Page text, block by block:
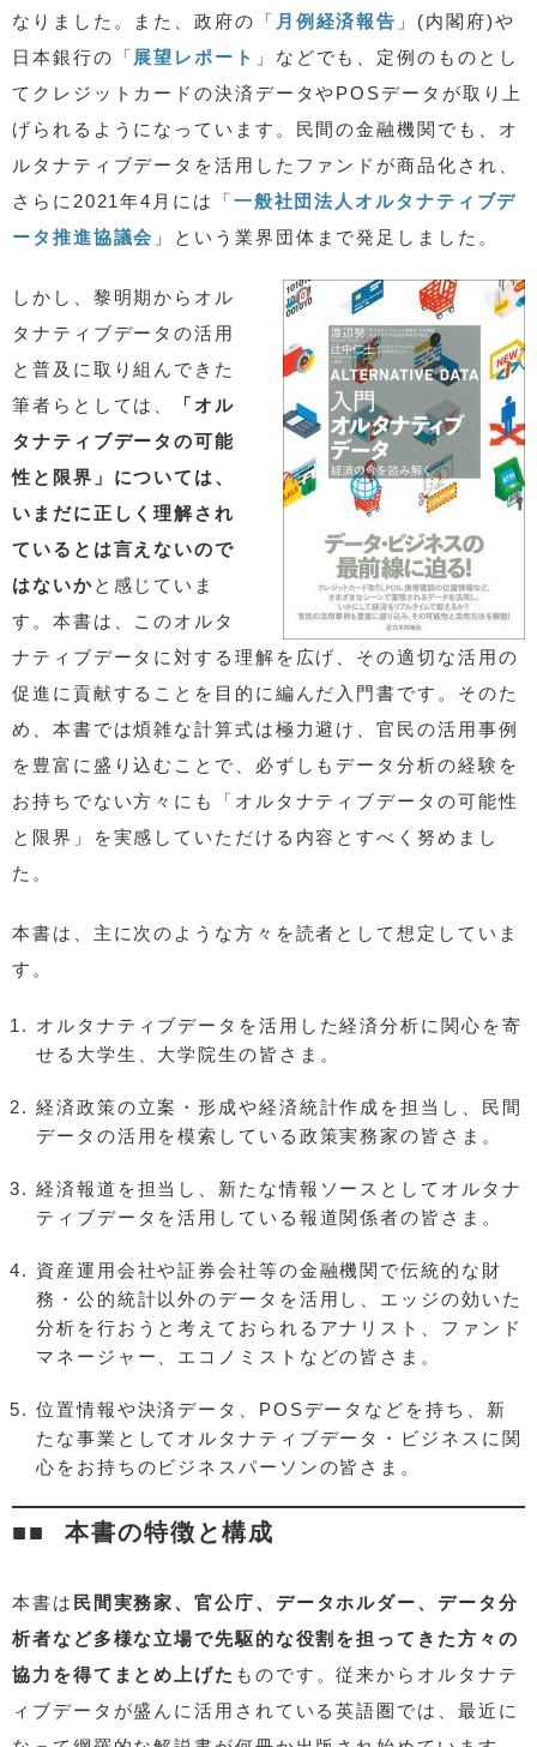
なりました。また、政府の「 月例経済報告 」(内閣府)や
日本銀行の「 展望レポート 」などでも、定例のものとし
てクレジットカードの決済データやPOSデータが取り上
げられるようになっています。民間の金融機関でも、オ
ルタナティブデータを活用したファンドが商品化され、
さらに2021年4月には「一般社団法人オルタナティブデ
ータ推進協議会 」という業界団体まで発足しました。
しかし、黎明期からオル
タナティブデータの活用
と普及に取り組んできた
筆者らとしては、
「オル
タナティブデータの可能
性と限界」については、
いまだに正しく理解され
ているとは言えないので
はないかと感じていま
す。本書は、このオルタ
ナティブデータに対する理解を広げ、その適切な活用の
促進に貢献することを目的に編んだ入門書です。そのた
め、本書では煩雑な計算式は極力避け、官民の活用事例
を豊富に盛り込むことで、必ずしもデータ分析の経験を
お持ちでない方々にも「オルタナティブデータの可能性
と限界」を実感していただける内容とすべく努めまし
た。
本書は、主に次のような方々を読者として想定していま
す。
オルタナティブデータを活用した経済分析に関心を寄
せる大学生、大学院生の皆さま。
経済政策の立案・形成や経済統計作成を担当し、民間
データの活用を模索している政策実務家の皆さま。
経済報道を担当し、新たな情報ソースとしてオルタナ
ティブデータを活用している報道関係者の皆さま。
資産運用会社や証券会社等の金融機関で伝統的な財
務・公的統計以外のデータを活用し、エッジの効いた
分析を行おうと考えておられるアナリスト、ファンド
マネージャー、エコノミストなどの皆さま。
位置情報や決済データ、POSデータなどを持ち、新
たな事業としてオルタナティブデータ・ビジネスに関
心をお持ちのビジネスパーソンの皆さま。
本書の特徴と構成
本書は 民間実務家、官公庁、データホルダー、データ分
析者など多様な立場で先駆的な役割を担ってきた方々の
協力を得てまとめ上げた ものです。従来からオルタナテ
ィブデータが盛んに活用されている英語圏では、最近に